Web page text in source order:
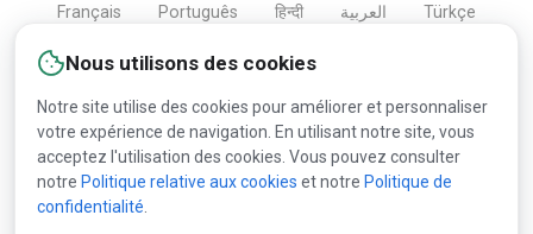
Nous utilisons des cookies
Notre site utilise des cookies pour améliorer et personnaliser
votre expérience de navigation. En utilisant notre site, vous
acceptez l'utilisation des cookies. Vous pouvez consulter
notre Politique relative aux cookies et notre Politique de
confidentialité
Français
Português हिन्दी العربية
Türkçe
Copyright © 2000-2026 Lesprom Network. Tous droits
réservés.